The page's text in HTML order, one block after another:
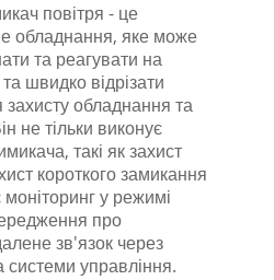
повітря - це
обладнання, яке може
та реагувати на
швидко відрізати
обладнання та
не тільки виконує
такі як захист
короткого замикання
у режимі
про
зв'язок через
системи управління.